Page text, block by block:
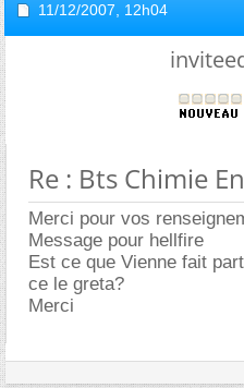
11/12/2007, 12h04
Re : Bts Chimie
Merci pour vos
Message pour hellfire
Est ce que Vienne fait
ce le greta?
Merci